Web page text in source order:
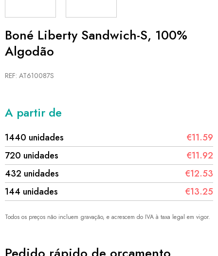
Boné Liberty Sandwich-S, 100%
Algodão
REF: AT610087S
A partir de
1440 unidades
€11.59
720 unidades
€11.92
432 unidades
€12.53
144 unidades
€13.25
Todos os preços não incluem gravação, e acrescem do IVA à taxa legal em vigor.